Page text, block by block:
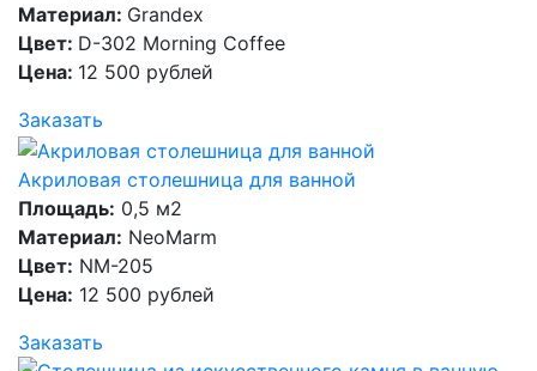
Материал: Grandex
Цвет: D-302 Morning Coffee
Цена: 12 500 рублей
Заказать
Акриловая столешница для ванной
Площадь: 0,5 м2
Материал: NeoMarm
Цвет: NM-205
Цена: 12 500 рублей
Заказать